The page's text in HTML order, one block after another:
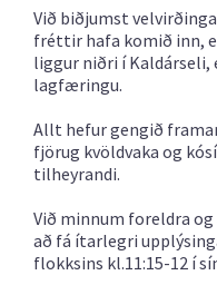
Við biðjumst
fréttir hafa komið inn,
liggur niðri í Kaldárseli,
lagfæringu.
Allt hefur gengið
fjörug kvöldvaka og
tilheyrandi.
Við minnum foreldra
að fá ítarlegri
flokksins kl.11:15-12 í